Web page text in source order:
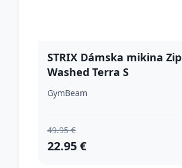
STRIX Dámska mikina Zip
Washed Terra S
GymBeam
49.95 €
22.95 €